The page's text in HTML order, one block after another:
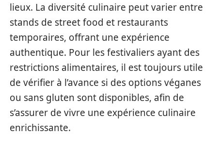
lieux. La diversité culinaire peut varier entre
stands de street food et restaurants
temporaires, offrant une expérience
authentique. Pour les festivaliers ayant des
restrictions alimentaires, il est toujours utile
de vérifier à l’avance si des options véganes
ou sans gluten sont disponibles, afin de
s’assurer de vivre une expérience culinaire
enrichissante.